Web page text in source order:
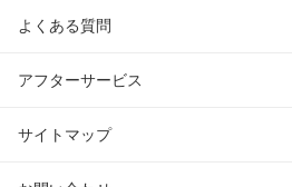
よくある質問
アフターサービス
サイトマップ